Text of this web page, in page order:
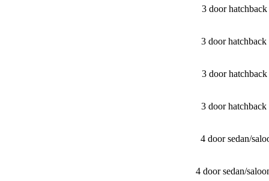
3 door
3 door
3 door
3 door
4 door sedan/​
4 door sedan/​